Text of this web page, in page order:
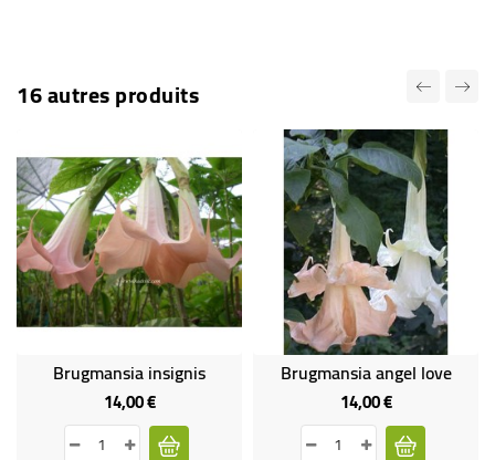
16 autres produits
Brugmansia insignis
14,00 €Prix
Brugmansia angel love
14,00 €Prix